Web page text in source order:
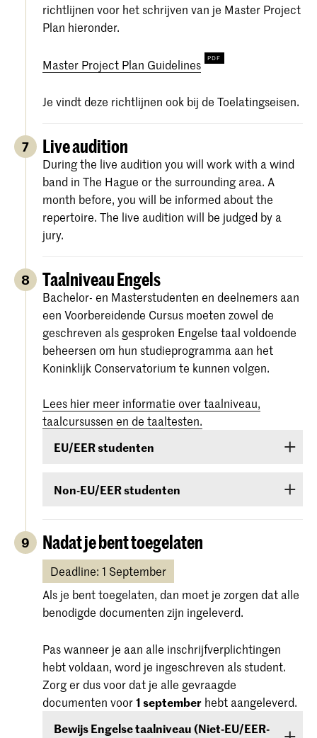
richtlijnen voor het schrijven van je Master Project
Plan hieronder.
Master Project Plan Guidelines
Je vindt deze richtlijnen ook bij de Toelatingseisen.
7 Live audition
During the live audition you will work with a wind
band in The Hague or the surrounding area. A
month before, you will be informed about the
repertoire. The live audition will be judged by a
jury.
8 Taalniveau Engels
Bachelor- en Masterstudenten en deelnemers aan
een Voorbereidende Cursus moeten zowel de
geschreven als gesproken Engelse taal voldoende
beheersen om hun studieprogramma aan het
Koninklijk Conservatorium te kunnen volgen.
Lees hier meer informatie over taalniveau,
taalcursussen en de taaltesten.
EU/EER studenten
Suriname die de Engelse taal onvoldoende
dat je de Engelse taal onvoldoende beheerst,
ben je verplicht een cursus te volgen en in het
eerste jaar van de studie een bewijs van
beheersing te behalen.
Non-EU/EER studenten
masteropleiding of voorbereidende cursus en je
komt uit een land buiten de EU (met
uitzondering van Canada, Australië, Nieuw-
Zeeland, Verenigde Staten van Amerika of Zuid-
Afrika) dan moet jevoor 1 septemberaantonen
dat je over een voldoende niveau van de Engelse
taaltest IELTS, TOEFL, TOEIC of Cambridge
English (FCE/CAE/CPE). De scores hiervan zijn
twee jaar geldig, ze moeten geldig zijn op
september.
9 Nadat je bent toegelaten
Deadline: 1 September
Als je bent toegelaten, dan moet je zorgen dat alle
benodigde documenten zijn ingeleverd.
Pas wanneer je aan alle inschrijfverplichtingen
hebt voldaan, word je ingeschreven als student.
Zorg er dus voor dat je alle gevraagde
documenten voor1 september hebt aangeleverd.
Bewijs Engelse taalniveau (Niet-EU/EER-